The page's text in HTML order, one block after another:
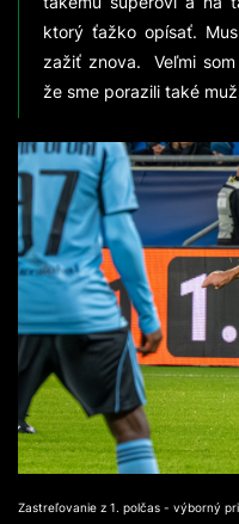
ktorý ťažko opísať.
zažiť znova. Veľmi
že sme porazili také
Zastreľovanie z 1. polčas - výborný